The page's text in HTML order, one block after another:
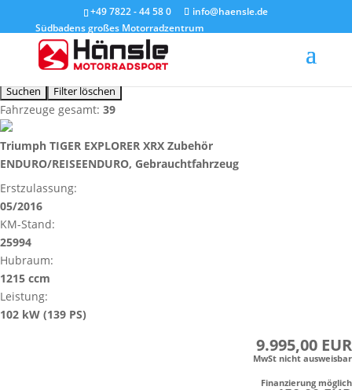
+49 7822 - 44 58 0
info@haensle.de
Südbadens großes Motorradzentrum
Fahrzeugart
Preis bis
Sortierung
Fahrzeuge gesamt: 39
Triumph TIGER EXPLORER XRX Zubehör
ENDURO/REISEENDURO, Gebrauchtfahrzeug
Erstzulassung:
05/2016
KM-Stand:
25994
Hubraum:
1215 ccm
Leistung:
102 kW (139 PS)
9.995,00 EUR
MwSt nicht ausweisbar
Finanzierung möglich